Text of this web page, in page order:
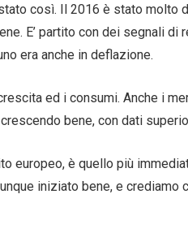
stato così. Il 2016 è stato
E’ partito con dei segnali di
era anche in deflazione.
ed i consumi. Anche i
bene, con dati
europeo, è quello più
iniziato bene, e